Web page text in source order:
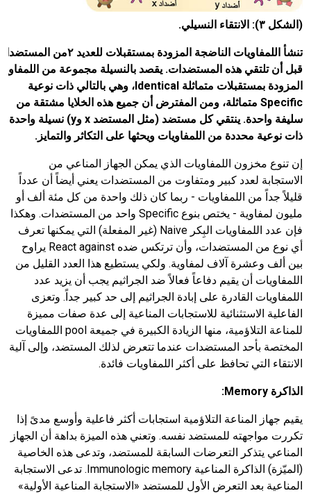
(الشكل ٣): الانتقاء النسيلي.
تنشأ اللمفاويات الناضجة المزودة بمستقبلات للعديد ٢من
قبل أن تلتقي هذه المستضدات. يقصد بالنسيلة مجموعة من
المزودة بمستقبلات متماثلة Identical، وهي بالتالي ذات نوعية
Specific متماثلة، ومن المفترض أن جميع هذه الخلايا مشتقة من
سليفة واحدة. ينتقي كل مستضد (مثل المستضد x وy) نسيلة واحدة
ذات نوعية محددة من اللمفاويات ويحثها على التكاثر والتمايز.
إن تنوع مخزون اللمفاويات الذي يمكن الجهاز المناعي من
الاستجابة لعدد كبير ومتفاوت من المستضدات يعني أيضاً أن عدداً
قليلاً جداً من اللمفاويات - ربما كان ذلك واحدة من كل مئة ألف أو
مليون لمفاوية - يختص بنوع Specific واحد من المستضدات. وهكذا
فإن عدد اللمفاويات البِكر Naive (غير المفعلة) التي يمكنها تعرف
أي نوع من المستضدات، وأن ترتكس ضده React against يراوح
بين ألف وعشرة آلاف لمفاوية. ولكي يستطيع هذا العدد القليل من
اللمفاويات أن يقيم دفاعاً فعالاً ضد الجراثيم يجب أن يزيد عدد
اللمفاويات القادرة على إبادة الجراثيم إلى حد كبير جداً. وتعزى
الفاعلية الاستثنائية للاستجابات المناعية إلى عدة صفات مميزة
للمناعة التلاؤمية، منها الزيادة الكبيرة في جميعة pool اللمفاويات
المختصة بأحد المستضدات عندما تتعرض لذلك المستضد، وإلى آلية
الانتقاء التي تحافظ على أكثر اللمفاويات فائدة.
الذاكرة Memory
:
يقيم جهاز المناعة التلاؤمية استجابات أكثر فاعلية وأوسع مدىً إذا
تكررت مواجهته للمستضد نفسه. وتعني هذه الميزة بداهة أن الجهاز
المناعي يتذكر التعرضات السابقة للمستضد، وتدعى هذه الخاصية
(الميّزة) الذاكرة المناعية Immunologic memory. تدعى الاستجابة
المناعية بعد التعرض الأول للمستضد «الاستجابة المناعية الأولية»